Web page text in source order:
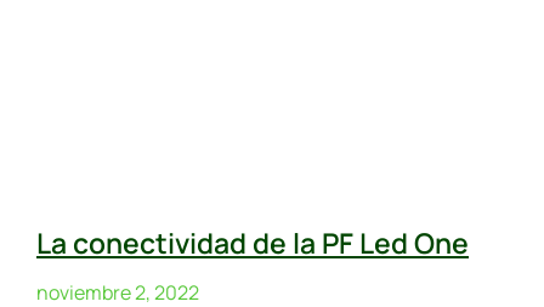
La conectividad de la PF Led One
noviembre 2, 2022